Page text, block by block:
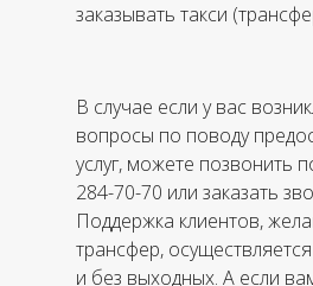
заказывать такси
В случае если у вас
вопросы по поводу
услуг, можете позвонить
284-70-70 или заказать
Поддержка клиентов,
трансфер,
и без выходных. А если